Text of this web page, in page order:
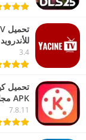
للأندرويد APK
3.4
APK مجاناً آخر إصدار
7.8.11